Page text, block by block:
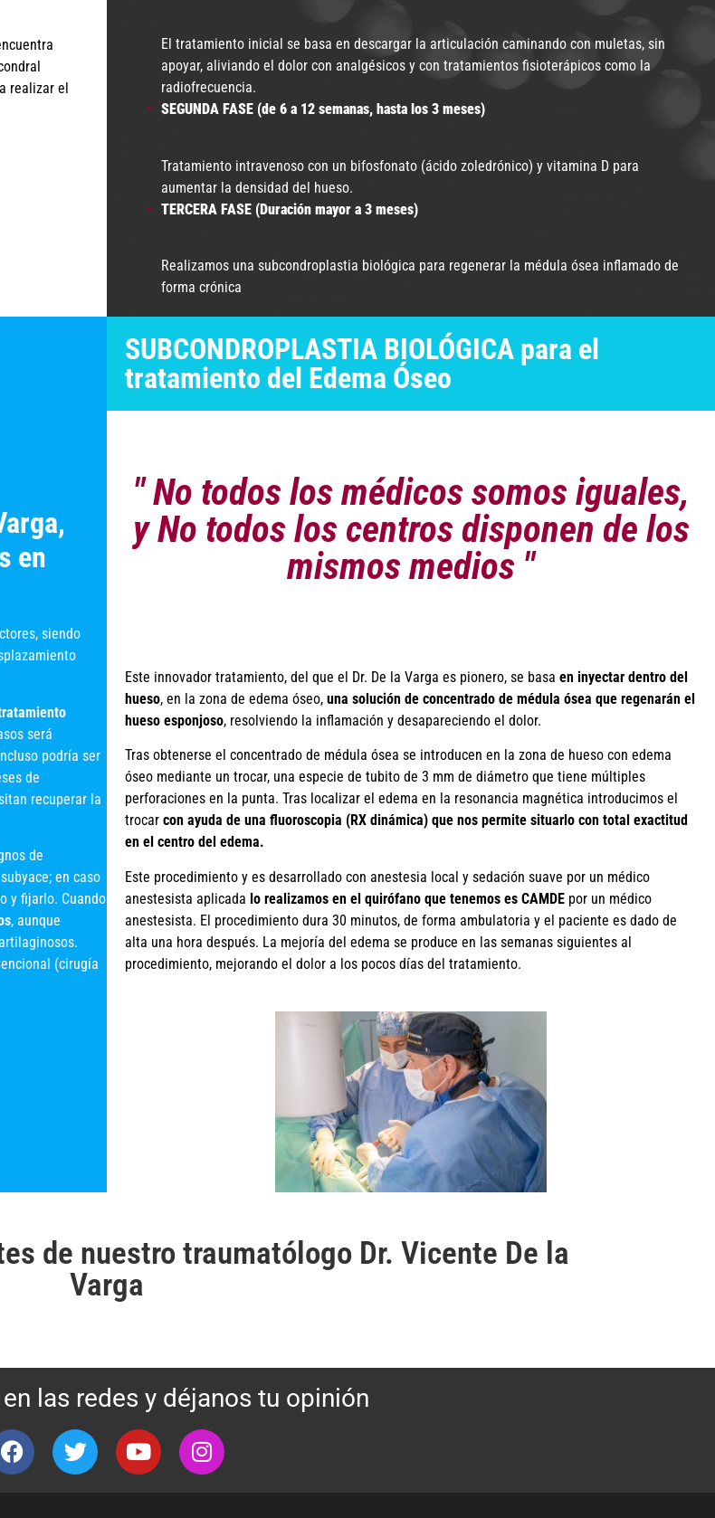
realizar el
El tratamiento inicial se basa en descargar la articulación caminando con muletas, sin
apoyar, aliviando el dolor con analgésicos y con tratamientos fisioterápicos como la
radiofrecuencia.
SEGUNDA FASE (de 6 a 12 semanas, hasta los 3 meses)
Tratamiento intravenoso con un bifosfonato (ácido zoledrónico) y vitamina D para
aumentar la densidad del hueso.
TERCERA FASE (Duración mayor a 3 meses)
Realizamos una subcondroplastia biológica para regenerar la médula ósea inflamado de
forma crónica
en
siendo
será
podría ser
de
recuperar la
de
en caso
y fijarlo. Cuando
, aunque
(cirugía
SUBCONDROPLASTIA BIOLÓGICA para el
tratamiento del Edema Óseo
" No todos los médicos somos iguales,
y No todos los centros disponen de los
mismos medios "
Este innovador tratamiento, del que el Dr. De la Varga es pionero, se basa en inyectar dentro del
hueso, en la zona de edema óseo, una solución de concentrado de médula ósea que regenarán el
hueso esponjoso, resolviendo la inflamación y desapareciendo el dolor.
Tras obtenerse el concentrado de médula ósea se introducen en la zona de hueso con edema
óseo mediante un trocar, una especie de tubito de 3 mm de diámetro que tiene múltiples
perforaciones en la punta. Tras localizar el edema en la resonancia magnética introducimos el
trocar con ayuda de una fluoroscopia (RX dinámica) que nos permite situarlo con total exactitud
en el centro del edema.
Este procedimiento y es desarrollado con anestesia local y sedación suave por un médico
anestesista aplicada lo realizamos en el quirófano que tenemos es CAMDE por un médico
anestesista. El procedimiento dura 30 minutos, de forma ambulatoria y el paciente es dado de
alta una hora después. La mejoría del edema se produce en las semanas siguientes al
procedimiento, mejorando el dolor a los pocos días del tratamiento.
de nuestro traumatólogo Dr. Vicente De la
Varga
las redes y déjanos tu opinión